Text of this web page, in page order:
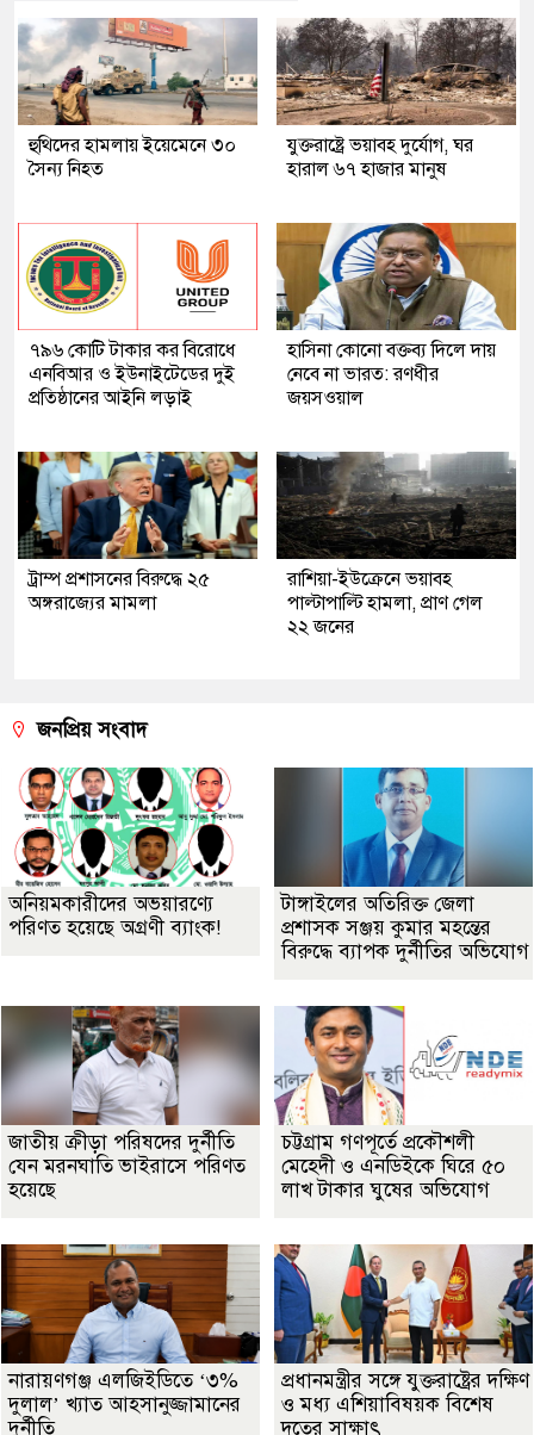
হুথিদের হামলায় ইয়েমেনে ৩০
সৈন্য নিহত
যুক্তরাষ্ট্রে ভয়াবহ দুর্যোগ, ঘর
হারাল ৬৭ হাজার মানুষ
৭৯৬ কোটি টাকার কর বিরোধে
এনবিআর ও ইউনাইটেডের দুই
প্রতিষ্ঠানের আইনি লড়াই
হাসিনা কোনো বক্তব্য দিলে দায়
নেবে না ভারত: রণধীর
জয়সওয়াল
ট্রাম্প প্রশাসনের বিরুদ্ধে ২৫
অঙ্গরাজ্যের মামলা
রাশিয়া-ইউক্রেনে ভয়াবহ
পাল্টাপাল্টি হামলা, প্রাণ গেল
২২ জনের
জনপ্রিয় সংবাদ
অনিয়মকারীদের অভয়ারণ্যে
পরিণত হয়েছে অগ্রণী ব্যাংক!
টাঙ্গাইলের অতিরিক্ত জেলা
প্রশাসক সঞ্জয় কুমার মহন্তের
বিরুদ্ধে ব্যাপক দুর্নীতির অভিযোগ
জাতীয় ক্রীড়া পরিষদের দুর্নীতি
যেন মরনঘাতি ভাইরাসে পরিণত
হয়েছে
চট্টগ্রাম গণপূর্তে প্রকৌশলী
মেহেদী ও এনডিইকে ঘিরে ৫০
লাখ টাকার ঘুষের অভিযোগ
নারায়ণগঞ্জ এলজিইডিতে ‘৩%
দুলাল’ খ্যাত আহসানুজ্জামানের
দুর্নীতি
প্রধানমন্ত্রীর সঙ্গে যুক্তরাষ্ট্রের দক্ষিণ
ও মধ্য এশিয়াবিষয়ক বিশেষ
দূতের সাক্ষাৎ